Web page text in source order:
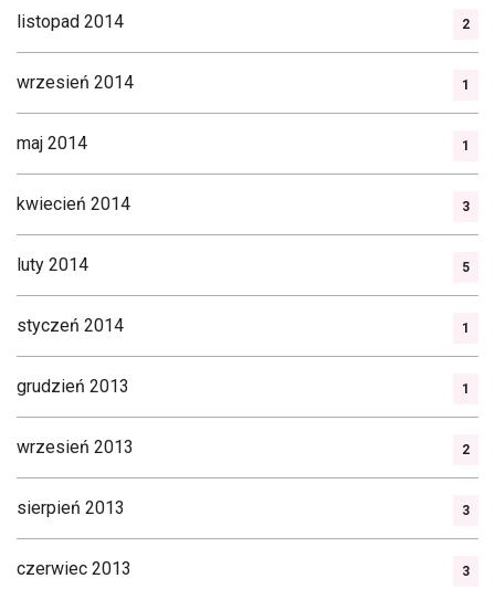
listopad 2014 2
wrzesień 2014 1
maj 2014 1
kwiecień 2014 3
luty 2014 5
styczeń 2014 1
grudzień 2013 1
wrzesień 2013 2
sierpień 2013 3
czerwiec 2013 3